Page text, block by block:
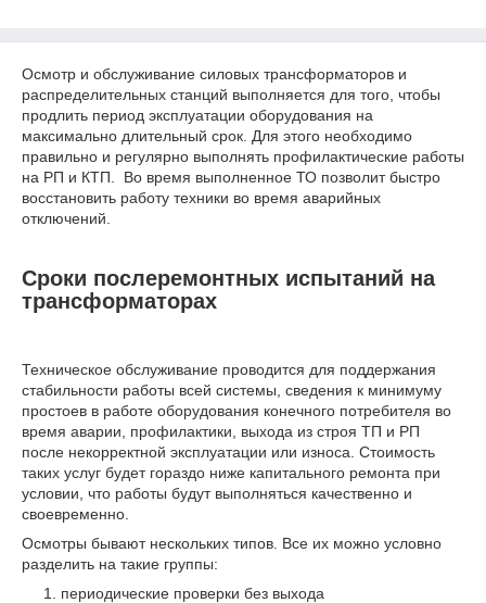
Осмотр и обслуживание силовых трансформаторов и
распределительных станций выполняется для того, чтобы
продлить период эксплуатации оборудования на
максимально длительный срок. Для этого необходимо
правильно и регулярно выполнять профилактические работы
на РП и КТП. Во время выполненное ТО позволит быстро
восстановить работу техники во время аварийных
отключений.
Сроки послеремонтных испытаний на
трансформаторах
Техническое обслуживание проводится для поддержания
стабильности работы всей системы, сведения к минимуму
простоев в работе оборудования конечного потребителя во
время аварии, профилактики, выхода из строя ТП и РП
после некорректной эксплуатации или износа. Стоимость
таких услуг будет гораздо ниже капитального ремонта при
условии, что работы будут выполняться качественно и
своевременно.
Осмотры бывают нескольких типов. Все их можно условно
разделить на такие группы:
периодические проверки без выхода